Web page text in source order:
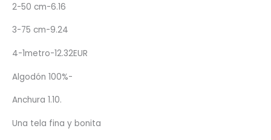
2-50 cm-6.16
3-75 cm-9.24
4-1metro-12.32EUR
Algodón 100%-
Anchura 1.10.
Una tela fina y bonita